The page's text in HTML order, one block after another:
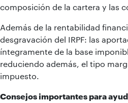
composición de la cartera y las
Además de la rentabilidad
desgravación del IRPF: las
íntegramente de la base
reduciendo además, el tipo
impuesto.
Consejos importantes para